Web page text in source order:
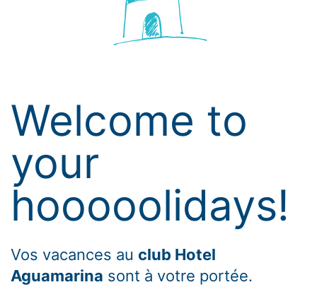
Welcome to
your
hooooolidays!
Vos vacances au club Hotel
Aguamarina sont à votre portée.